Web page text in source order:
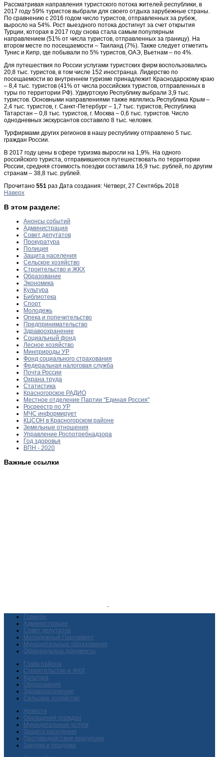
Рассматривая направления туристского потока жителей республики, в
2017 году 59% туристов выбрали для своего отдыха зарубежные страны.
По сравнению с 2016 годом число туристов, отправленных за рубеж,
выросло на 54%. Рост выездного потока достигнут за счет открытия
Турции, которая в 2017 году снова стала самым популярным
направлением (51% от числа туристов, отправленных за границу). На
втором месте по посещаемости – Таиланд (7%). Также следует отметить
Тунис и Кипр, где побывали по 5% туристов, ОАЭ, Вьетнам – по 4%.
Для путешествия по России услугами туристских фирм воспользовались
20,8 тыс. туристов, в том числе 152 иностранца. Лидерство по
посещаемости во внутреннем туризме принадлежит Краснодарскому краю
– 8,4 тыс. туристов (41% от числа российских туристов, отправленных в
туры по территории РФ). Удмуртскую Республику выбрали 3,9 тыс.
туристов. Основными направлениями также являлись Республика Крым –
2,4 тыс. туристов, г. Санкт-Петербург – 1,7 тыс. туристов, Республика
Татарстан – 0,8 тыс. туристов, г. Москва – 0,6 тыс. туристов. Число
однодневных экскурсантов составило 8 тыс. человек.
Турфирмами других регионов в нашу республику отправлено 5 тыс.
граждан России.
В 2017 году цены в сфере туризма выросли на 1,9%. На одного
российского туриста, отправившегося путешествовать по территории
России, средняя стоимость поездки составила 16,9 тыс. рублей, по другим
странам – 38,8 тыс. рублей.
Прочитано 551 раз Дата создания: Четверг, 27 Сентябрь 2018
Наверх
В этом разделе:
Анонсы событий
Администрация
Совет депутатов
Прокуратура
Полиция
Защита населения
Сельское хозяйство
Строительство и ЖКХ
Образование
Экономика
Культура
Библиотека
Спорт
Молодежь
Опека и попечительство
Предпринимательство
Здравоохранение
Социальный фонд
Лесное хозяйство
Минприроды УР
Фонд социального страхования
Федеральная налоговая служба
Почта России
Охрана труда
Статистика
Красногорское РАДИО
Местное отделение Партии "Единая Россия"
Росреестр по УР
МЧС информирует
КЦСОН в Красногорском районе
Земельные отношения
Управление Роспотребнадзора
Год здоровья
ВПН - 2020
Важные ссылки
Главная
Администрация
Совет депутатов
Молодежный Парламент
Муниципальные образования
Официальные документы
Глава района
Строительство и ЖКХ
Культура
Образование
Здравоохранение
Сельское хозяйство
Новости
Обращения граждан
Муниципальные услуги
Защита населения
Противодействие коррупции
Закупки и продажи